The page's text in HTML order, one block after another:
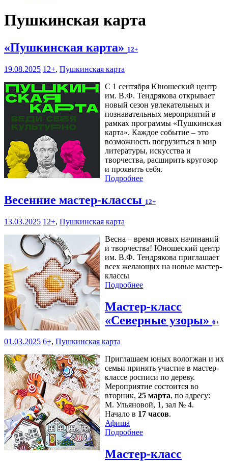
Пушкинская карта
«Пушкинская карта» 12+
19.08.2025 12+, Пушкинская карта
С 1 сентября Юношеский центр
им. В.Ф. Тендрякова открывает
новый сезон увлекательных и
познавательных мероприятий в
рамках программы «Пушкинская
карта». Каждое событие – это
возможность погрузиться в мир
литературы, искусства и
творчества, расширить кругозор
и проявить себя.
Подробнее
Весенние мастер-классы 12+
13.03.2025 12+, Пушкинская карта
Весна – время новых начинаний
и творчества! Юношеский центр
им. В.Ф. Тендрякова приглашает
всех желающих на новые мастер-
классы
Подробнее
Мастер-класс
«Северные узоры» 6+
01.03.2025 6+, Пушкинская карта
Приглашаем юных вологжан и их
семьи принять участие в мастер-
классе росписи по дереву.
Мероприятие состоится во
вторник, 25 марта, по адресу:
М. Ульяновой, 1, зал № 4.
Начало в 17 часов.
Афиша
Подробнее
Мастер-класс